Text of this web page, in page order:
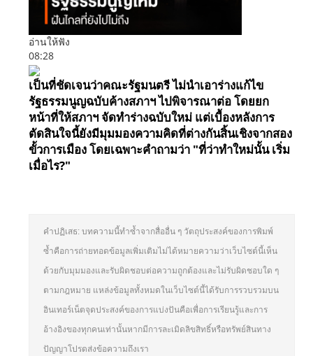
อ่านให้ฟัง
08:28
เป็นที่ชัดเจนว่าคณะรัฐมนตรี ไม่นำเอาร่างแก้ไข
รัฐธรรมนูญฉบับค้างสภาฯ ไปพิจารณาต่อ โดยยก
หน้าที่ให้สภาฯ จัดทำร่างฉบับใหม่ แต่เบื้องหลังการ
ตัดสินใจนี้ยังมีมุมมองความคิดที่ต่างกันสิ้นเชิงจากสอง
ขั้วการเมือง โดยเฉพาะคำถามว่า "ที่ว่าทำใหม่นั้น เริ่ม
เมื่อไร?"
คำปฏิเสธ: บทความนี้ทำซ้ำจากสื่ออื่น ๆ วัตถุประสงค์ของการพิมพ์
ซ้ำคือการถ่ายทอดข้อมูลเพิ่มเติมไม่ได้หมายความว่าเว็บไซต์นี้เห็น
ด้วยกับมุมมองและรับผิดชอบต่อความถูกต้องและไม่รับผิดชอบใด ๆ
ตามกฎหมาย แหล่งข้อมูลทั้งหมดในเว็บไซต์นี้ได้รับการรวบรวมบน
อินเทอร์เน็ตจุดประสงค์ของการแบ่งปันคือเพื่อการเรียนรู้และการ
อ้างอิงของทุกคนเท่านั้นหากมีการละเมิดลิขสิทธิ์หรือทรัพย์สินทาง
ปัญญาโปรดส่งข้อความถึงเรา